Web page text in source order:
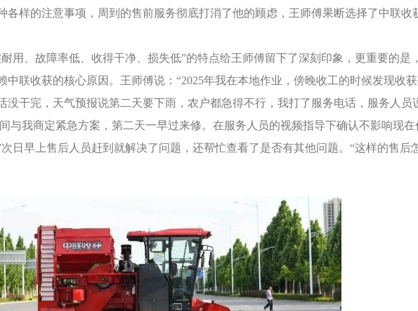
各样的注意事项，周到的售前服务彻底打消了他的顾虑，王师傅果断选择了中联收
用、故障率低、收得干净、损失低”的特点给王师傅留下了深刻印象，更重要的是
中联收获的核心原因。王师傅说：“2025年我在本地作业，傍晚收工的时候发现收
没干完，天气预报说第二天要下雨，农户都急得不行，我打了服务电话，服务人员
与我商定紧急方案，第二天一早过来修。在服务人员的视频指导下确认不影响现
日早上售后人员赶到就解决了问题，还帮忙查看了是否有其他问题。“这样的售后